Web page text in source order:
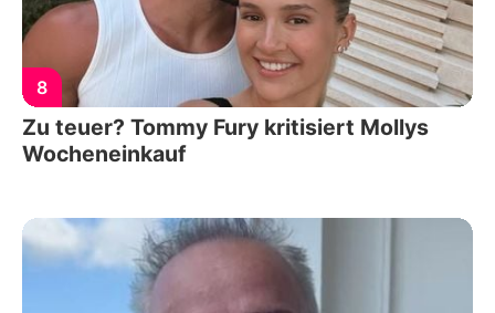
8
Zu teuer? Tommy Fury kritisiert Mollys
Wocheneinkauf